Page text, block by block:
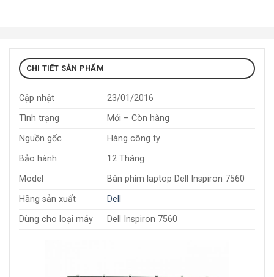
CHI TIẾT SẢN PHẨM
Cập nhật
23/01/2016
Tình trạng
Mới – Còn hàng
Nguồn gốc
Hàng công ty
Bảo hành
12 Tháng
Model
Bàn phím laptop Dell Inspiron 7560
Hãng sản xuất
Dell
Dùng cho loại máy
Dell Inspiron 7560